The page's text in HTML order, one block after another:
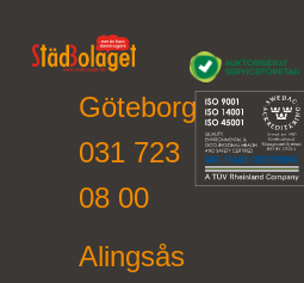
Göteborg
031 723
08 00
Alingsås